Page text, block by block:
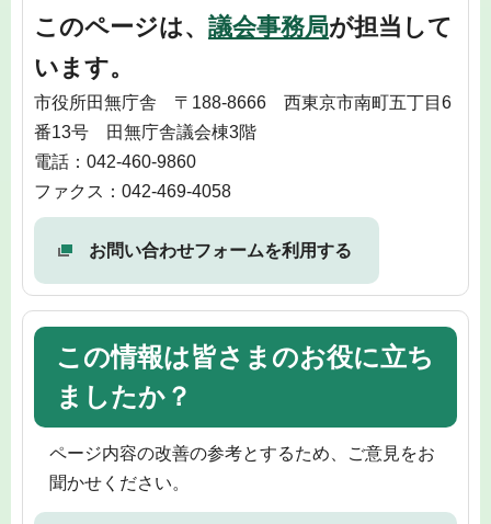
このページは、 議会事務局が担当して
います。
市役所田無庁舎 〒188-8666 西東京市南町五丁目6
番13号 田無庁舎議会棟3階
電話：042-460-9860
ファクス：042-469-4058
お問い合わせフォームを利用する
この情報は皆さまのお役に立ち
ましたか？
ページ内容の改善の参考とするため、ご意見をお
聞かせください。